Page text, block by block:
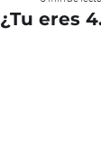
¿Tu eres